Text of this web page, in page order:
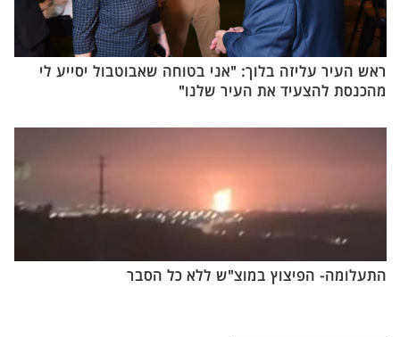
ראש העיר עליזה בלוך: "אני בטוחה שאבוטבול יסייע לי
מהכנסת להצעיד את העיר שלנו"
התעלומה- הפיצוץ במוצ"ש ללא כל הסבר